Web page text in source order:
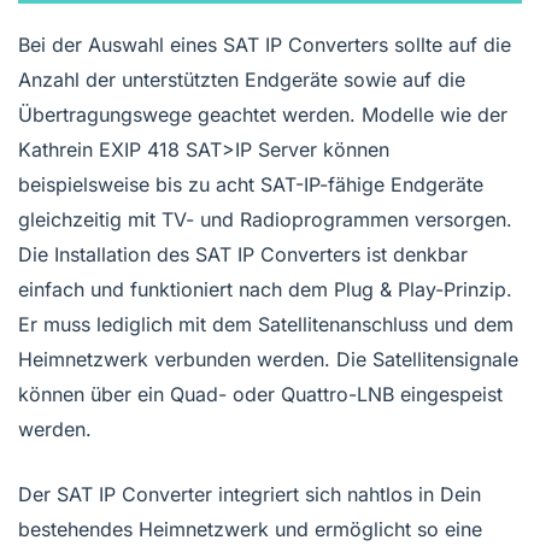
Bei der Auswahl eines SAT IP Converters sollte auf die
Anzahl der unterstützten Endgeräte sowie auf die
Übertragungswege geachtet werden. Modelle wie der
Kathrein EXIP 418 SAT>IP Server können
beispielsweise bis zu acht SAT-IP-fähige Endgeräte
gleichzeitig mit TV- und Radioprogrammen versorgen.
Die Installation des SAT IP Converters ist denkbar
einfach und funktioniert nach dem Plug & Play-Prinzip.
Er muss lediglich mit dem Satellitenanschluss und dem
Heimnetzwerk verbunden werden. Die Satellitensignale
können über ein Quad- oder Quattro-LNB eingespeist
werden.
Der SAT IP Converter integriert sich nahtlos in Dein
bestehendes Heimnetzwerk und ermöglicht so eine